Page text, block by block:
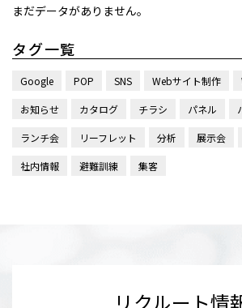
まだデータがありません。
タグ一覧
Google POP SNS Webサイト制作
お知らせ カタログ チラシ パネル
ランチ会 リーフレット 分析 展示会
社内情報 避難訓練 集客
リクルート情